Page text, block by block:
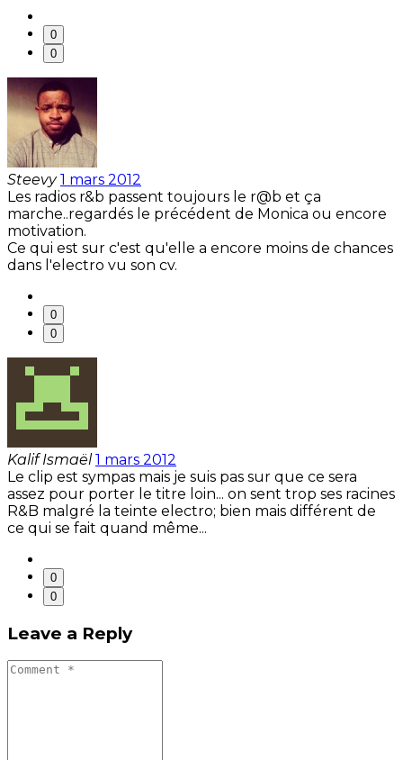
0
0
Steevy 1 mars 2012
Les radios r&b passent toujours le r@b et ça
marche..regardés le précédent de Monica ou encore
motivation.
Ce qui est sur c'est qu'elle a encore moins de chances
dans l'electro vu son cv.
0
0
Kalif Ismaël 1 mars 2012
Le clip est sympas mais je suis pas sur que ce sera
assez pour porter le titre loin... on sent trop ses racines
R&B malgré la teinte electro; bien mais différent de
ce qui se fait quand même...
0
0
Leave a Reply